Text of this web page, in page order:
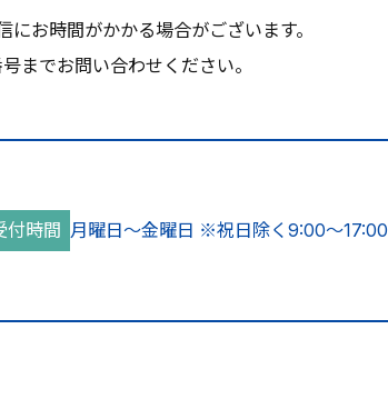
お時間がかかる場合がございます。
までお問い合わせください。
付時間 月曜日～金曜日 ※祝日除く9:00～17:00